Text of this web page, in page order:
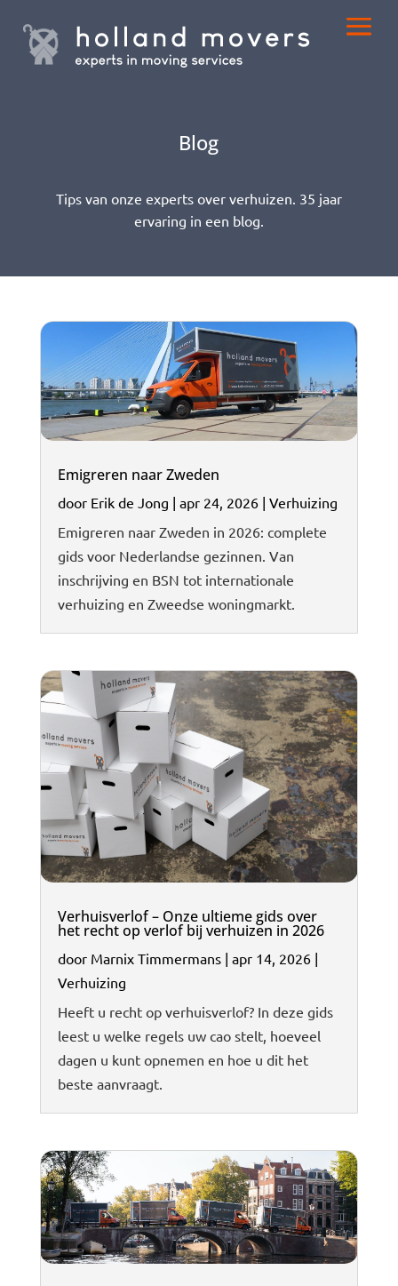
Blog
Tips van onze experts over verhuizen. 35 jaar
ervaring in een blog.
Emigreren naar Zweden
door Erik de Jong | apr 24, 2026| Verhuizing
Emigreren naar Zweden in 2026: complete
gids voor Nederlandse gezinnen. Van
inschrijving en BSN tot internationale
verhuizing en Zweedse woningmarkt.
Verhuisverlof – Onze ultieme gids over
het recht op verlof bij verhuizen in 2026
door Marnix Timmermans| apr 14, 2026|
Verhuizing
Heeft u recht op verhuisverlof? In deze gids
leest u welke regels uw cao stelt, hoeveel
dagen u kunt opnemen en hoe u dit het
beste aanvraagt.